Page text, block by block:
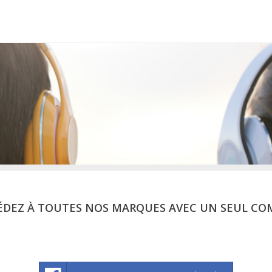
À TOUTES NOS MARQUES AVEC UN SEUL